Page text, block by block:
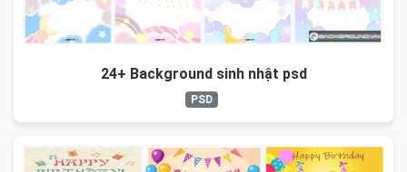
24+ Background sinh nhật psd
PSD